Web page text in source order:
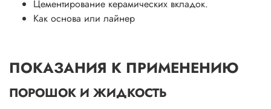
Цементирование керамических вкладок.
Как основа или лайнер
ПОКАЗАНИЯ К ПРИМЕНЕНИЮ
ПОРОШОК И ЖИДКОСТЬ